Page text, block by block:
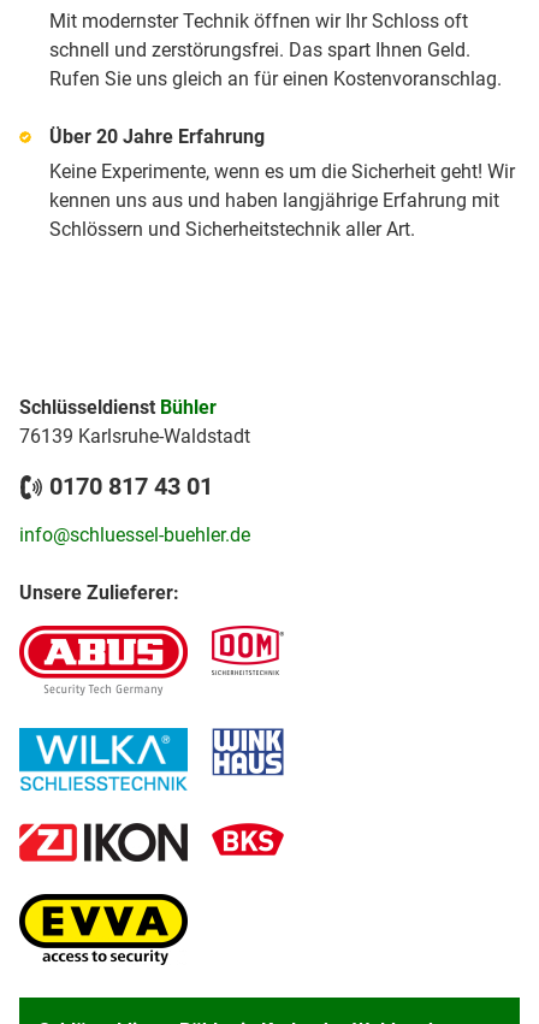
Mit modernster Technik öffnen wir Ihr Schloss oft
schnell und zerstörungsfrei. Das spart Ihnen Geld.
Rufen Sie uns gleich an für einen Kostenvoranschlag.
Über 20 Jahre Erfahrung
Keine Experimente, wenn es um die Sicherheit geht! Wir
kennen uns aus und haben langjährige Erfahrung mit
Schlössern und Sicherheitstechnik aller Art.
Schlüsseldienst Bühler
76139 Karlsruhe-Waldstadt
0170 817 43 01
info@schluessel-buehler.de
Unsere Zulieferer: